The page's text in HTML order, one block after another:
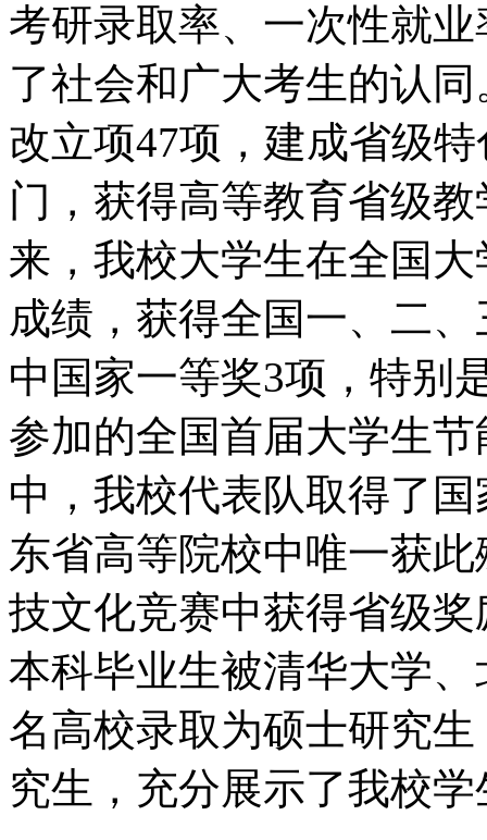
考研录取率、一次性就
了社会和广大考生的认
改立项47项，建成省级
门，获得高等教育省级
来，我校大学生在全国
成绩，获得全国一、二
中国家一等奖3项，特别
参加的全国首届大学生
中，我校代表队取得了
东省高等院校中唯一获
技文化竞赛中获得省级
本科毕业生被清华大学
名高校录取为硕士研究
究生，充分展示了我校